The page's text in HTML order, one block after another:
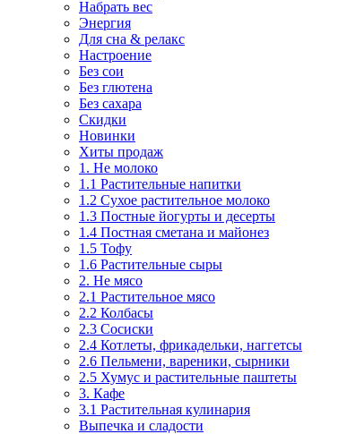
Набрать вес
Энергия
Для сна & релакс
Настроение
Без сои
Без глютена
Без сахара
Скидки
Новинки
Хиты продаж
1. Не молоко
1.1 Растительные напитки
1.2 Сухое растительное молоко
1.3 Постные йогурты и десерты
1.4 Постная сметана и майонез
1.5 Тофу
1.6 Растительные сыры
2. Не мясо
2.1 Растительное мясо
2.2 Колбасы
2.3 Сосиски
2.4 Котлеты, фрикадельки, наггетсы
2.6 Пельмени, вареники, сырники
2.5 Хумус и растительные паштеты
3. Кафе
3.1 Растительная кулинария
Выпечка и сладости